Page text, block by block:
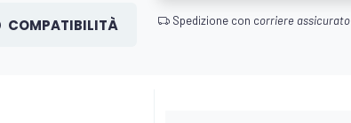
COMPATIBILITÀ Spedizione con corriere assicurato